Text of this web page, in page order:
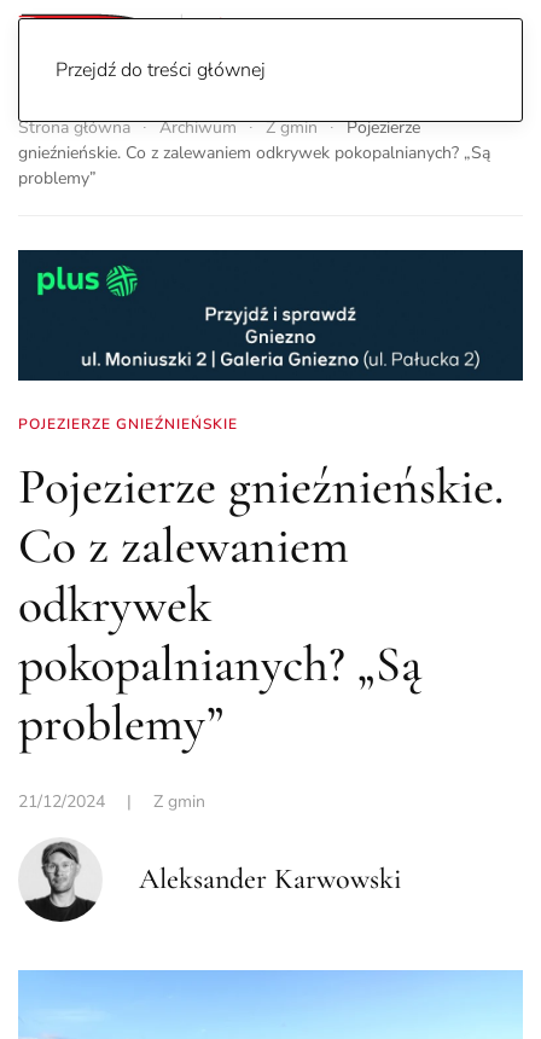
Przejdź do treści głównej
Strona główna Archiwum Z gmin
Pojezierze
gnieźnieńskie. Co z zalewaniem odkrywek pokopalnianych? „Są
problemy”
POJEZIERZE GNIEŹNIEŃSKIE
Pojezierze gnieźnieńskie.
Co z zalewaniem
odkrywek
pokopalnianych? „Są
problemy”
21/12/2024 | Z gmin
Aleksander Karwowski